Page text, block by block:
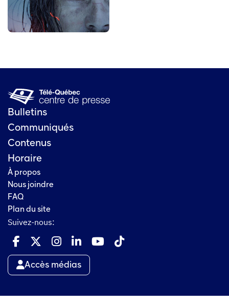
Bulletins
Communiqués
Contenus
Horaire
À propos
Nous joindre
FAQ
Plan du site
Suivez-nous:
Accès médias